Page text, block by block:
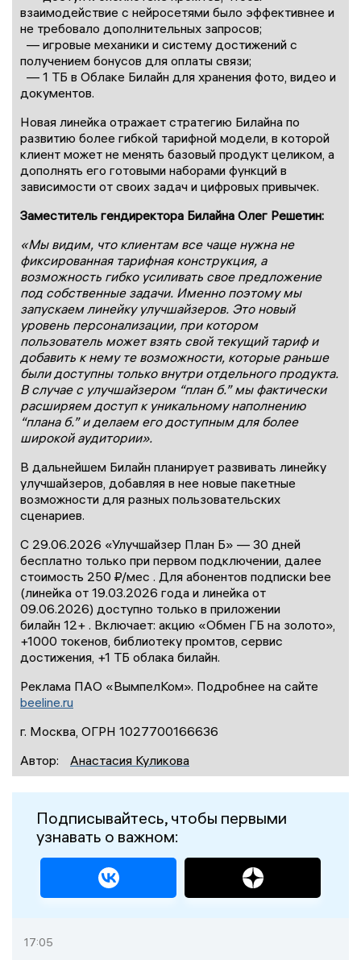
взаимодействие с нейросетями было эффективнее и
не требовало дополнительных запросов;
— игровые механики и систему достижений с
получением бонусов для оплаты связи;
— 1 ТБ в Облаке Билайн для хранения фото, видео и
документов.
Новая линейка отражает стратегию Билайна по
развитию более гибкой тарифной модели, в которой
клиент может не менять базовый продукт целиком, а
дополнять его готовыми наборами функций в
зависимости от своих задач и цифровых привычек.
Заместитель гендиректора Билайна Олег Решетин:
«Мы видим, что клиентам все чаще нужна не
фиксированная тарифная конструкция, а
возможность гибко усиливать свое предложение
под собственные задачи. Именно поэтому мы
запускаем линейку улучшайзеров. Это новый
уровень персонализации, при котором
пользователь может взять свой текущий тариф и
добавить к нему те возможности, которые раньше
были доступны только внутри отдельного продукта.
В случае с улучшайзером “план б.” мы фактически
расширяем доступ к уникальному наполнению
“плана б.” и делаем его доступным для более
широкой аудитории».
В дальнейшем Билайн планирует развивать линейку
улучшайзеров, добавляя в нее новые пакетные
возможности для разных пользовательских
сценариев.
С 29.06.2026 «Улучшайзер План Б» — 30 дней
бесплатно только при первом подключении, далее
стоимость 250 ₽/мес . Для абонентов подписки bee
(линейка от 19.03.2026 года и линейка от
09.06.2026) доступно только в приложении
билайн 12+ . Включает: акцию «Обмен ГБ на золото»,
+1000 токенов, библиотеку промтов, сервис
достижения, +1 ТБ облака билайн.
Реклама ПАО «ВымпелКом». Подробнее на сайте
beeline.ru
г. Москва, ОГРН 1027700166636
Автор:
Анастасия Куликова
Подписывайтесь, чтобы первыми
узнавать о важном:
17:05